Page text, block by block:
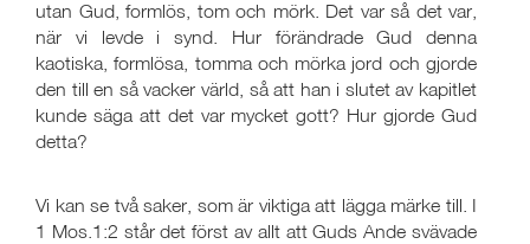
utan Gud, formlös, tom och mörk. Det var så det var,
när vi levde i synd. Hur förändrade Gud denna
kaotiska, formlösa, tomma och mörka jord och gjorde
den till en så vacker värld, så att han i slutet av kapitlet
kunde säga att det var mycket gott? Hur gjorde Gud
detta?
Vi kan se två saker, som är viktiga att lägga märke till. I
1 Mos.1:2 står det först av allt att Guds Ande svävade